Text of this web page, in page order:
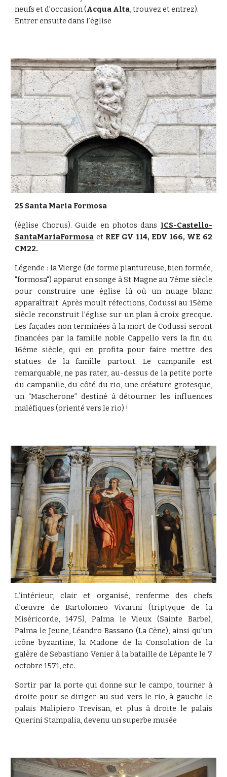
neufs et d’occasion (Acqua Alta, trouvez et entrez).
Entrer ensuite dans l’église
25 Santa Maria Formosa
(église Chorus). Guide en photos dans JCS-Castello-
SantaMariaFormosa et REF GV 114, EDV 166, WE 62
CM22.
Légende : la Vierge (de forme plantureuse, bien formée,
"formosa") apparut en songe à St Magne au 7ème siècle
pour construire une église là où un nuage blanc
apparaîtrait. Après moult réfections, Codussi au 15ème
siècle reconstruit l’église sur un plan à croix grecque.
Les façades non terminées à la mort de Codussi seront
financées par la famille noble Cappello vers la fin du
16ème siècle, qui en profita pour faire mettre des
statues de la famille partout. Le campanile est
remarquable, ne pas rater, au-dessus de la petite porte
du campanile, du côté du rio, une créature grotesque,
un “Mascherone” destiné à détourner les influences
maléfiques (orienté vers le rio) !
L’intérieur, clair et organisé, renferme des chefs
d’œuvre de Bartolomeo Vivarini (triptyque de la
Miséricorde, 1475), Palma le Vieux (Sainte Barbe),
Palma le Jeune, Léandro Bassano (La Cène), ainsi qu’un
icône byzantine, la Madone de la Consolation de la
galère de Sebastiano Venier à la bataille de Lépante le 7
octobre 1571, etc.
Sortir par la porte qui donne sur le campo, tourner à
droite pour se diriger au sud vers le rio, à gauche le
palais Malipiero Trevisan, et plus à droite le palais
Querini Stampalia, devenu un superbe musée